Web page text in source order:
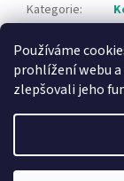
Používáme
prohlížení webu
zlepšovali jeho
Kategorie:
Položka byla